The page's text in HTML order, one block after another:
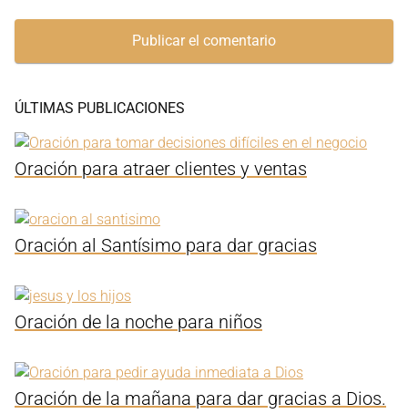
ÚLTIMAS PUBLICACIONES
Oración para atraer clientes y ventas
Oración al Santísimo para dar gracias
Oración de la noche para niños
Oración de la mañana para dar gracias a Dios.